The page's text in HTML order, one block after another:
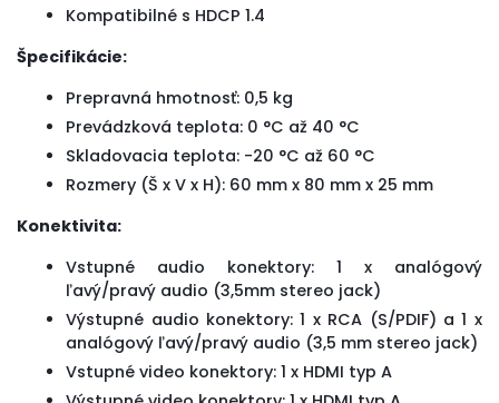
Kompatibilné s HDCP 1.4
Špecifikácie:
Prepravná hmotnosť: 0,5 kg
Prevádzková teplota: 0 °C až 40 °C
Skladovacia teplota: -20 °C až 60 °C
Rozmery (Š x V x H): 60 mm x 80 mm x 25 mm
Konektivita:
Vstupné audio konektory: 1 x analógový
ľavý/pravý audio (3,5mm stereo jack)
Výstupné audio konektory: 1 x RCA (S/PDIF) a 1 x
analógový ľavý/pravý audio (3,5 mm stereo jack)
Vstupné video konektory: 1 x HDMI typ A